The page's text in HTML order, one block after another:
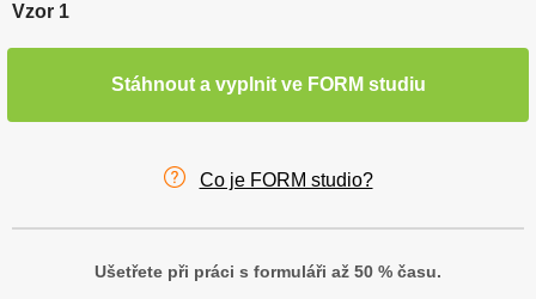
Vzor 1
Stáhnout a vyplnit ve FORM studiu
Co je FORM studio?
Ušetřete při práci s formuláři až 50 % času.